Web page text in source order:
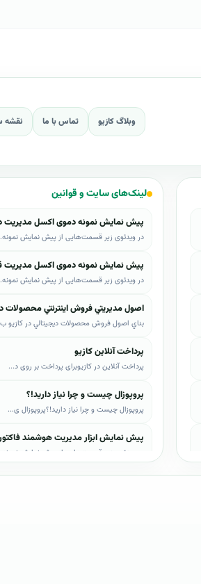
وبلاگ کازیو تماس با ما نقشه
لینک‌های سایت و قوانین
پیش نمایش نمونه دموی اکسل مدیریت
در ویدئوی زیر قسمت‌هایی از پیش نمایش
پیش نمایش نمونه دموی اکسل مدیریت
در ویدئوی زیر قسمت‌هایی از پیش نمایش
اصول مديريتي فروش اينترنتي محصولات
بناي اصول فروش محصولات ديجيتالي در کازيو
پرداخت آنلاین کازیو
پرداخت آنلاین در کازیوبرای پرداخت بر روی د...
پروپوزال چیست و چرا نیاز دارید!؟
پروپوزال چیست و چرا نیاز دارید!؟پروپوزال ی...
پیش نمایش ابزار مدیریت هوشمند
در ویدئوی زیر قسمت‌هایی از پیش نمایش نمونه...